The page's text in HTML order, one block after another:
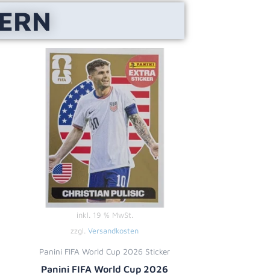
inkl. 19 % MwSt.
zzgl. Versandkosten
Panini FIFA World Cup 2026 Sticker
Panini FIFA World Cup 2026